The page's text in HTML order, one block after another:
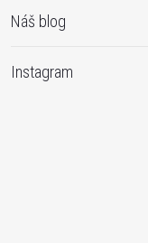
Náš blog
Instagram